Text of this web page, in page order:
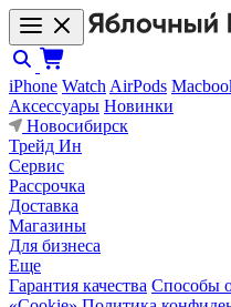
iPhone Watch AirPods
Аксессуары Новинки
Новосибирск
Трейд Ин
Сервис
Рассрочка
Доставка
Магазины
Для бизнеса
Еще
Гарантия качества Способы